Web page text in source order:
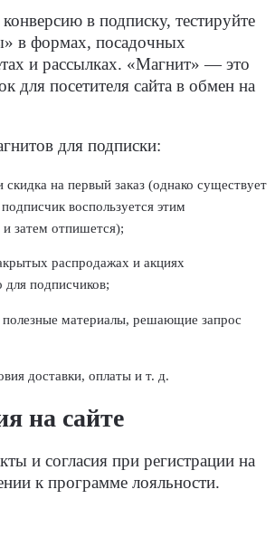
в подписку, тестируйте
в формах, посадочных
и рассылках. «Магнит» — это
для посетителя сайта в обмен на
для подписки:
на первый заказ (однако существует
воспользуется этим
затем отпишется);
распродажах и акциях
для подписчиков;
материалы, решающие запрос
доставки, оплаты и т. д.
на сайте
и согласия при регистрации на
к программе лояльности.